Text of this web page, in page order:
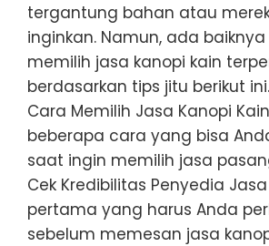
tergantung bahan atau
inginkan. Namun, ada
memilih jasa kanopi kain
berdasarkan tips jitu berikut
Cara Memilih Jasa Kanopi
beberapa cara yang bisa
saat ingin memilih jasa
Cek Kredibilitas Penyedia
pertama yang harus Anda
sebelum memesan jasa